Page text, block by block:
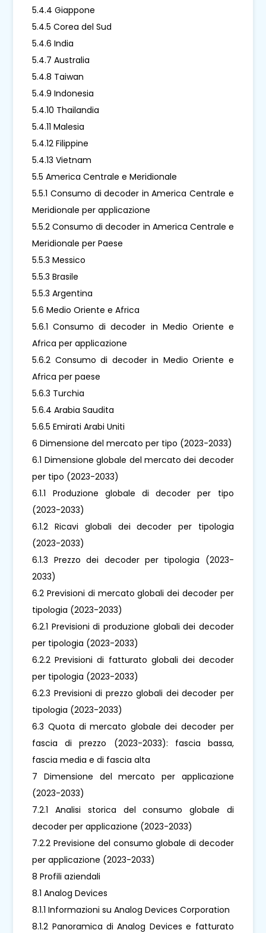
5.4.4 Giappone
5.4.5 Corea del Sud
5.4.6 India
5.4.7 Australia
5.4.8 Taiwan
5.4.9 Indonesia
5.4.10 Thailandia
5.4.11 Malesia
5.4.12 Filippine
5.4.13 Vietnam
5.5 America Centrale e Meridionale
5.5.1 Consumo di decoder in America Centrale e
Meridionale per applicazione
5.5.2 Consumo di decoder in America Centrale e
Meridionale per Paese
5.5.3 Messico
5.5.3 Brasile
5.5.3 Argentina
5.6 Medio Oriente e Africa
5.6.1 Consumo di decoder in Medio Oriente e
Africa per applicazione
5.6.2 Consumo di decoder in Medio Oriente e
Africa per paese
5.6.3 Turchia
5.6.4 Arabia Saudita
5.6.5 Emirati Arabi Uniti
6 Dimensione del mercato per tipo (2023-2033)
6.1 Dimensione globale del mercato dei decoder
per tipo (2023-2033)
6.1.1 Produzione globale di decoder per tipo
(2023-2033)
6.1.2 Ricavi globali dei decoder per tipologia
(2023-2033)
6.1.3 Prezzo dei decoder per tipologia (2023-
2033)
6.2 Previsioni di mercato globali dei decoder per
tipologia (2023-2033)
6.2.1 Previsioni di produzione globali dei decoder
per tipologia (2023-2033)
6.2.2 Previsioni di fatturato globali dei decoder
per tipologia (2023-2033)
6.2.3 Previsioni di prezzo globali dei decoder per
tipologia (2023-2033)
6.3 Quota di mercato globale dei decoder per
fascia di prezzo (2023-2033): fascia bassa,
fascia media e di fascia alta
7 Dimensione del mercato per applicazione
(2023-2033)
7.2.1 Analisi storica del consumo globale di
decoder per applicazione (2023-2033)
7.2.2 Previsione del consumo globale di decoder
per applicazione (2023-2033)
8 Profili aziendali
8.1 Analog Devices
8.1.1 Informazioni su Analog Devices Corporation
8.1.2 Panoramica di Analog Devices e fatturato